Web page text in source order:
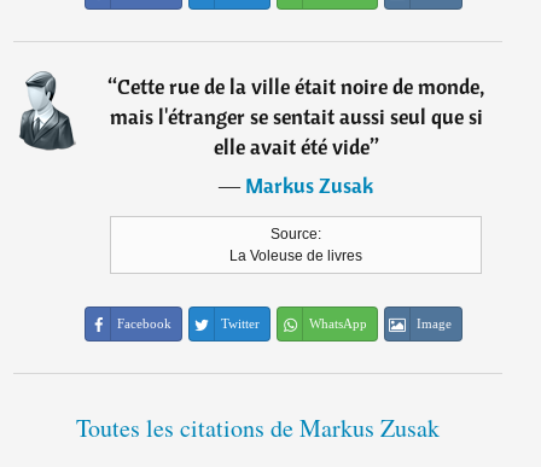
“Cette rue de la ville était noire de monde,
mais l'étranger se sentait aussi seul que si
elle avait été vide”
―Markus Zusak
Source:
La Voleuse de livres
Facebook Twitter WhatsApp Image
Toutes les citations de Markus Zusak